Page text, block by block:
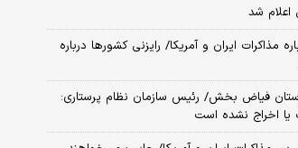
شد
مذاکرات ایران و آمریکا/ رایزنی کشورها درباره
فیاض بخش/ رئیس سازمان نظام پرستاری:
یا اخراج نشده است